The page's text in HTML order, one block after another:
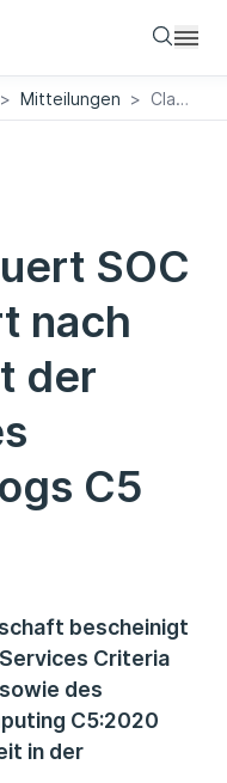
> Mitteilungen > Claranet erneuert SOC 2 Typ II Report nach ISAE 3402 mit der Ergänzung des Kriterienkatalogs C5
SOC
nach
der
C5
bescheinigt
Criteria
des
C5:2020
in der